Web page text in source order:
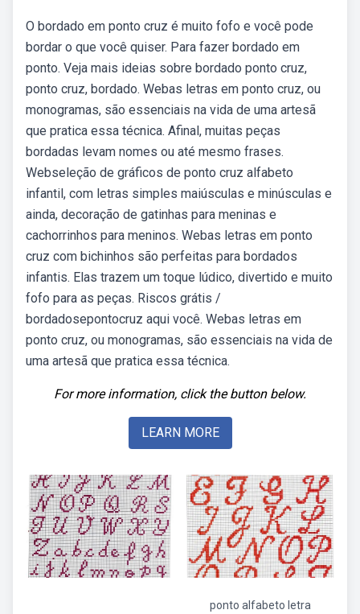
O bordado em ponto cruz é muito fofo e você pode
bordar o que você quiser. Para fazer bordado em
ponto. Veja mais ideias sobre bordado ponto cruz,
ponto cruz, bordado. Webas letras em ponto cruz, ou
monogramas, são essenciais na vida de uma artesã
que pratica essa técnica. Afinal, muitas peças
bordadas levam nomes ou até mesmo frases.
Webseleção de gráficos de ponto cruz alfabeto
infantil, com letras simples maiúsculas e minúsculas e
ainda, decoração de gatinhas para meninas e
cachorrinhos para meninos. Webas letras em ponto
cruz com bichinhos são perfeitas para bordados
infantis. Elas trazem um toque lúdico, divertido e muito
fofo para as peças. Riscos grátis /
bordadosepontocruz aqui você. Webas letras em
ponto cruz, ou monogramas, são essenciais na vida de
uma artesã que pratica essa técnica.
For more information, click the button below.
LEARN MORE
ponto alfabeto letra